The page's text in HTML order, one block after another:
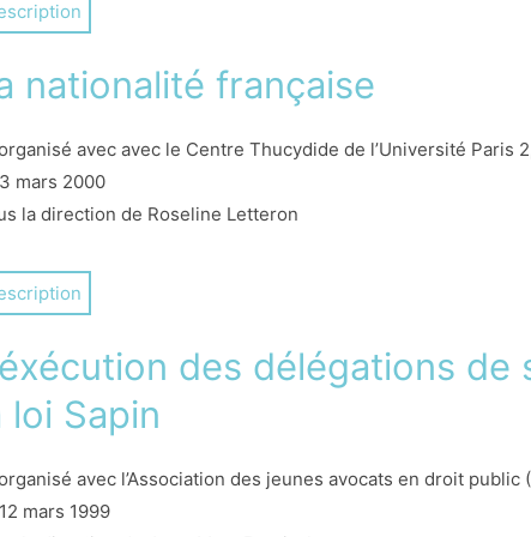
pour qu’elle soit acceptée qu’un débat public et
le CERAP a organisé, en collaboration avec le journal La
nationalité française
avec avec le Centre Thucydide de l’Université Paris
mars 2000
la direction de Roseline Letteron
pour ambition de confronter le point de vue des
Fonction publique et du Ministère des Affaires étrangères sur
des délégations
loi Sapin
avec l’Association des jeunes avocats en droit public
mars 1999